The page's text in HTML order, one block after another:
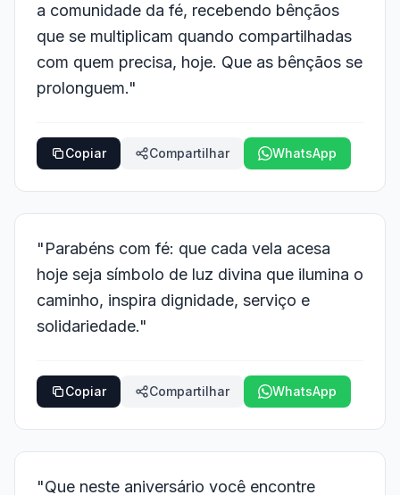
a comunidade da fé, recebendo bênçãos
que se multiplicam quando compartilhadas
com quem precisa, hoje. Que as bênçãos se
prolonguem."
Copiar Compartilhar WhatsApp
"Parabéns com fé: que cada vela acesa
hoje seja símbolo de luz divina que ilumina o
caminho, inspira dignidade, serviço e
solidariedade."
Copiar Compartilhar WhatsApp
"Que neste aniversário você encontre